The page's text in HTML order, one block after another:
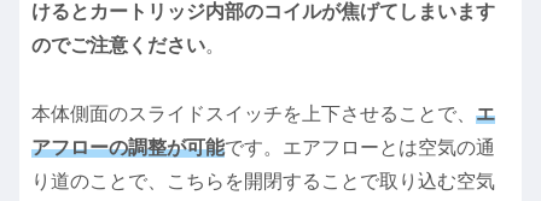
けるとカートリッジ内部のコイルが焦げてしまいます
のでご注意ください。
本体側面のスライドスイッチを上下させることで、 エ
アフローの調整が可能です。エアフローとは空気の通
り道のことで、こちらを開閉することで取り込む空気